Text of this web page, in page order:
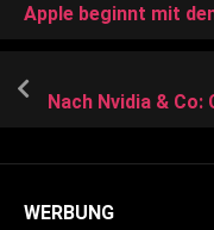
WERBUNG